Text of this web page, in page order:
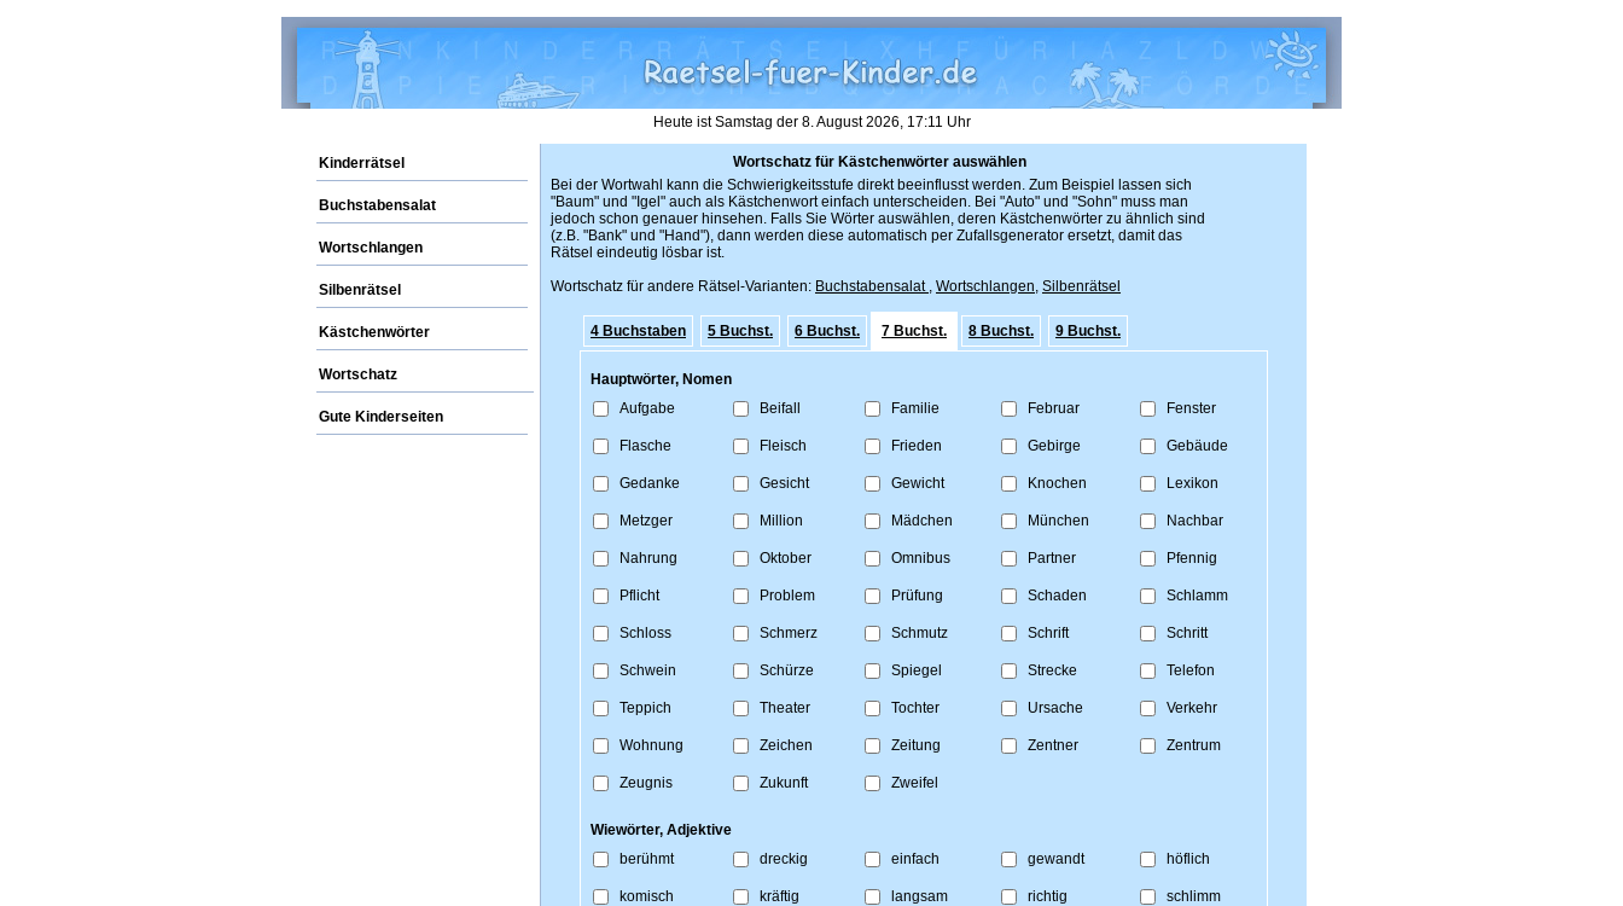
Heute ist Samstag der 8. August 2026, 17:11 Uhr
Kinderrätsel
Buchstabensalat
Wortschlangen
Silbenrätsel
Kästchenwörter
Wortschatz
Gute Kinderseiten
Wortschatz für Kästchenwörter auswählen
Bei der Wortwahl kann die Schwierigkeitsstufe direkt beeinflusst werden. Zum Beispiel lassen sich
"Baum" und "Igel" auch als Kästchenwort einfach unterscheiden. Bei "Auto" und "Sohn" muss man
jedoch schon genauer hinsehen. Falls Sie Wörter auswählen, deren Kästchenwörter zu ähnlich sind
(z.B. "Bank" und "Hand"), dann werden diese automatisch per Zufallsgenerator ersetzt, damit das
Rätsel eindeutig lösbar ist.
Wortschatz für andere Rätsel-Varianten: Buchstabensalat , Wortschlangen, Silbenrätsel
4 Buchstaben 5 Buchst. 6 Buchst. 7 Buchst. 8 Buchst. 9 Buchst.
Hauptwörter, Nomen
Aufgabe
Beifall Familie Februar Fenster
Flasche Fleisch Frieden Gebirge Gebäude
Gedanke Gesicht Gewicht Knochen Lexikon
Metzger Million Mädchen München Nachbar
Nahrung Oktober Omnibus Partner Pfennig
Pflicht Problem Prüfung Schaden Schlamm
Schloss Schmerz Schmutz Schrift Schritt
Schwein Schürze Spiegel Strecke Telefon
Teppich Theater Tochter Ursache Verkehr
Wohnung Zeichen Zeitung Zentner Zentrum
Zeugnis Zukunft Zweifel
Wiewörter, Adjektive
berühmt
dreckig einfach gewandt höflich
komisch kräftig langsam richtig schlimm